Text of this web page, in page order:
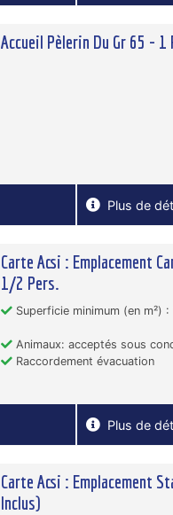
Accueil Pèlerin Du Gr 65 -
Plus de
Carte Acsi : Emplacement
1/2 Pers.
Superficie minimum (en m²) :
Animaux: acceptés sous
Raccordement évacuation
Plus de
Carte Acsi : Emplacement
Inclus)